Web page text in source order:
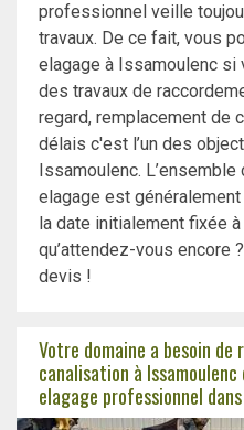
professionnel veille
travaux. De ce fait, vous
elagage à Issamoulenc
des travaux de
regard, remplacement de
délais c'est l’un des
Issamoulenc.
elagage est
la date initialement fixée
qu’attendez-vous encore
devis !
Votre domaine a besoin de
canalisation à Issamoulenc
elagage professionnel